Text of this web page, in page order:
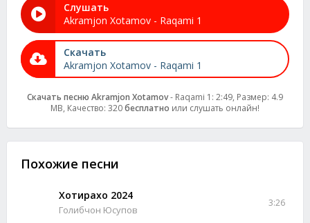
Слушать
Akramjon Xotamov - Raqami 1
Скачать
Akramjon Xotamov - Raqami 1
Скачать песню Akramjon Xotamov- Raqami 1: 2:49, Размер: 4.9
MB, Качество: 320бесплатно или слушать онлайн!
Похожие песни
Хотирахо 2024
Голибчон Юсупов
3:26